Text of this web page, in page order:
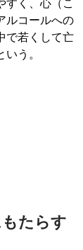
すく、心（こ
ルコールへの
で若くして亡
う。
たらす